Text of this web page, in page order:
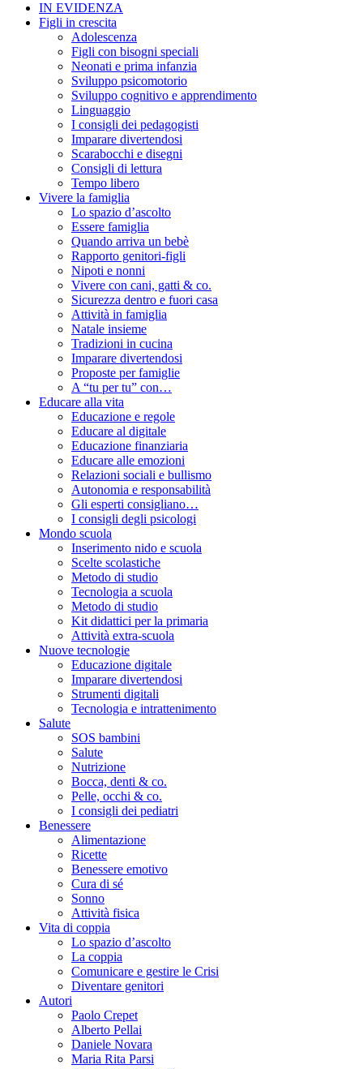
IN EVIDENZA
Figli in crescita
Adolescenza
Figli con bisogni speciali
Neonati e prima infanzia
Sviluppo psicomotorio
Sviluppo cognitivo e apprendimento
Linguaggio
I consigli dei pedagogisti
Imparare divertendosi
Scarabocchi e disegni
Consigli di lettura
Tempo libero
Vivere la famiglia
Lo spazio d’ascolto
Essere famiglia
Quando arriva un bebè
Rapporto genitori-figli
Nipoti e nonni
Vivere con cani, gatti & co.
Sicurezza dentro e fuori casa
Attività in famiglia
Natale insieme
Tradizioni in cucina
Imparare divertendosi
Proposte per famiglie
A “tu per tu” con…
Educare alla vita
Educazione e regole
Educare al digitale
Educazione finanziaria
Educare alle emozioni
Relazioni sociali e bullismo
Autonomia e responsabilità
Gli esperti consigliano…
I consigli degli psicologi
Mondo scuola
Inserimento nido e scuola
Scelte scolastiche
Metodo di studio
Tecnologia a scuola
Metodo di studio
Kit didattici per la primaria
Attività extra-scuola
Nuove tecnologie
Educazione digitale
Imparare divertendosi
Strumenti digitali
Tecnologia e intrattenimento
Salute
SOS bambini
Salute
Nutrizione
Bocca, denti & co.
Pelle, occhi & co.
I consigli dei pediatri
Benessere
Alimentazione
Ricette
Benessere emotivo
Cura di sé
Sonno
Attività fisica
Vita di coppia
Lo spazio d’ascolto
La coppia
Comunicare e gestire le Crisi
Diventare genitori
Autori
Paolo Crepet
Alberto Pellai
Daniele Novara
Maria Rita Parsi